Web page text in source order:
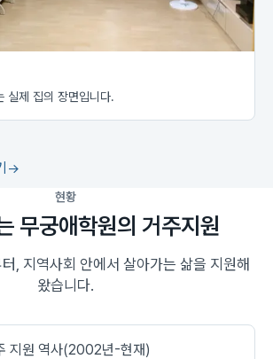
실제 집의 장면입니다.
현황
무궁애학원의 거주지원
, 지역사회 안에서 살아가는 삶을 지원해
왔습니다.
지원 역사(2002년-현재)